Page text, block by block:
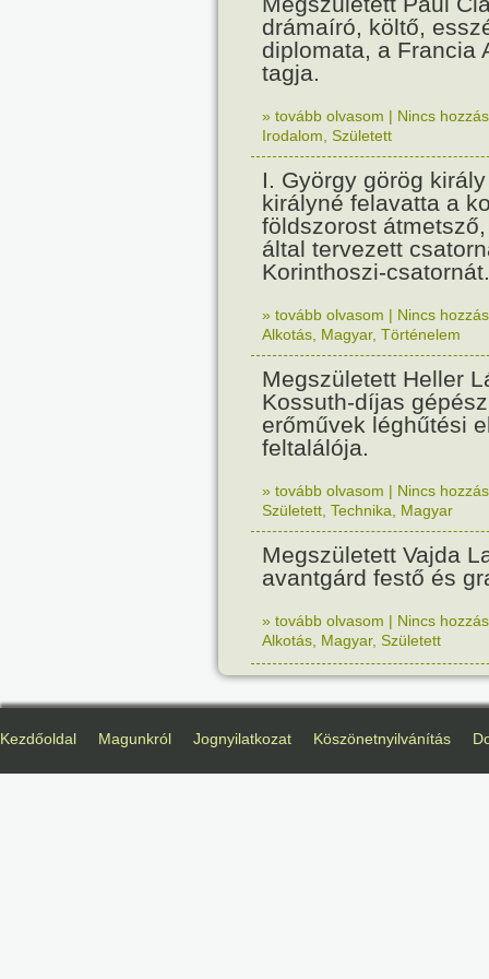
drámaíró, költő,
diplomata, a Francia
tagja.
» tovább olvasom | Nincs
Irodalom Született
I. György görög
királyné felavatta a
földszorost
által tervezett
Korinthoszi-csatornát.
» tovább olvasom | Nincs
Alkotás Magyar, Történelem
Megszületett Heller
Kossuth-díjas
erőművek léghűtési
feltalálója.
» tovább olvasom | Nincs
Született Technika Magyar
Megszületett Vajda
avantgárd festő és
» tovább olvasom | Nincs
Alkotás Magyar, Született
Kezdőoldal Magunkról Jognyilatkozat Köszönetnyilvánítás